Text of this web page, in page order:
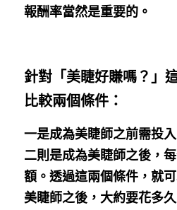
報酬率當然是重要的。
針對「美睫好賺嗎？」
比較兩個條件：
一是成為美睫師之前需投
二則是成為美睫師之後，
額。透過這兩個條件，就
美睫師之後，大約要花多